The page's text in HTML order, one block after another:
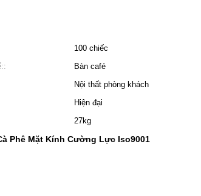
100 chiếc
Bàn café
Nội thất phòng khách
Hiện đại
27kg
Phê Mặt Kính Cường Lực Iso9001